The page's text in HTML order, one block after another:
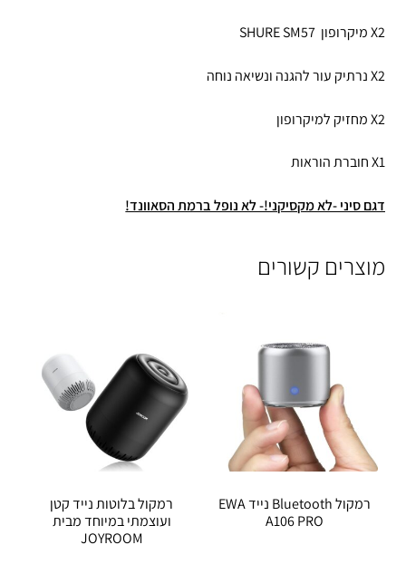
X2 מיקרופון SHURE SM57
X2 נרתיק עור להגנה ונשיאה נוחה
X2 מחזיק למיקרופון
X1 חוברת הוראות
דגם סיני -לא מקסיקני!- לא נופל ברמת הסאוונד!
מוצרים קשורים
רמקול Bluetooth נייד EWA
A106 PRO
רמקול בלוטות נייד קטן
ועוצמתי במיוחד מבית
JOYROOM